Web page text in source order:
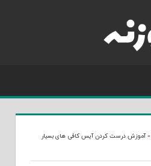
»آموزش درست کردن آیس کافی های بسیار